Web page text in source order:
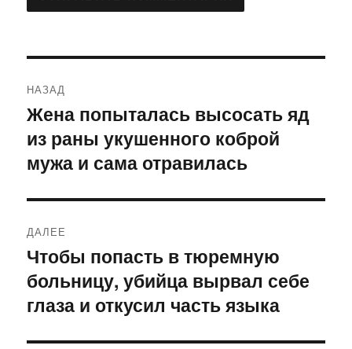
по
записям
НАЗАД
Предыдущая
запись:
Жена попыталась высосать яд
из раны укушенного коброй
мужа и сама отравилась
ДАЛЕЕ
Следующая
запись:
Чтобы попасть в тюремную
больницу, убийца вырвал себе
глаза и откусил часть языка